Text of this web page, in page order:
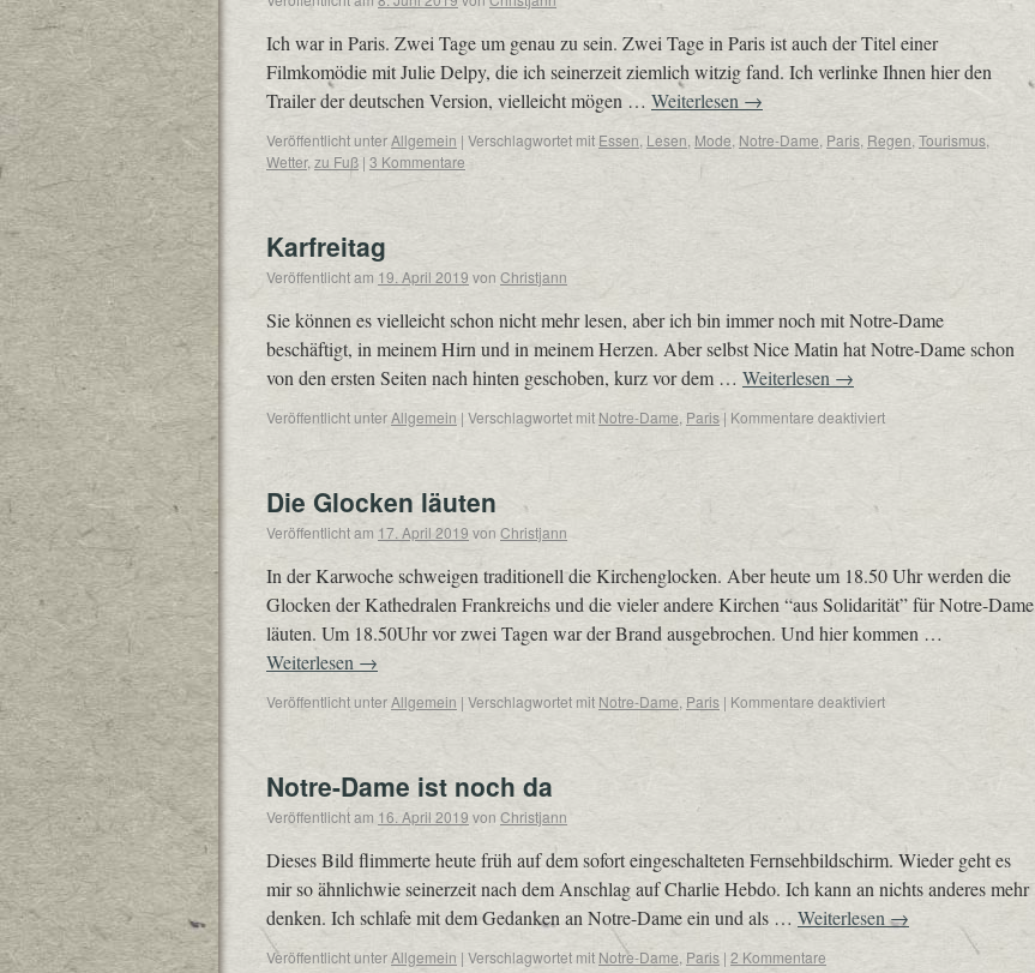
Ich war in Paris. Zwei Tage um genau zu sein. Zwei Tage in Paris ist auch der Titel einer
Filmkomödie mit Julie Delpy, die ich seinerzeit ziemlich witzig fand. Ich verlinke Ihnen hier den
Trailer der deutschen Version, vielleicht mögen … Weiterlesen →
Veröffentlicht unterAllgemein | Verschlagwortet mit Essen Lesen, Mode Notre-Dame Paris Regen Tourismus,
Wetter, zu Fuß | 3 Kommentare
Karfreitag
Veröffentlicht am 19. April 2019 von Christjann
Sie können es vielleicht schon nicht mehr lesen, aber ich bin immer noch mit Notre-Dame
beschäftigt, in meinem Hirn und in meinem Herzen. Aber selbst Nice Matin hat Notre-Dame schon
von den ersten Seiten nach hinten geschoben, kurz vor dem … Weiterlesen →
Veröffentlicht unterAllgemein | Verschlagwortet mit Notre-Dame, Paris | Kommentare deaktiviert
Die Glocken läuten
Veröffentlicht am 17. April 2019 von Christjann
In der Karwoche schweigen traditionell die Kirchenglocken. Aber heute um 18.50 Uhr werden die
Glocken der Kathedralen Frankreichs und die vieler andere Kirchen “aus Solidarität” für Notre-Dame
läuten. Um 18.50Uhr vor zwei Tagen war der Brand ausgebrochen. Und hier kommen …
Weiterlesen →
Veröffentlicht unterAllgemein | Verschlagwortet mit Notre-Dame Paris | Kommentare deaktiviert
Notre-Dame ist noch da
Veröffentlicht am 16. April 2019 von Christjann
Dieses Bild flimmerte heute früh auf dem sofort eingeschalteten Fernsehbildschirm. Wieder geht es
mir so ähnlichwie seinerzeit nach dem Anschlag auf Charlie Hebdo. Ich kann an nichts anderes mehr
denken. Ich schlafe mit dem Gedanken an Notre-Dame ein und als … Weiterlesen →
Veröffentlicht unterAllgemein | Verschlagwortet mitNotre-Dame, Paris | 2 Kommentare